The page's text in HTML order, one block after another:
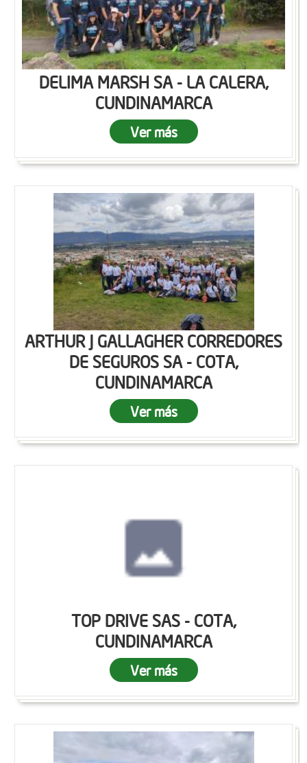
DELIMA MARSH SA - LA CALERA,
CUNDINAMARCA
Ver más
ARTHUR J GALLAGHER CORREDORES
DE SEGUROS SA - COTA,
CUNDINAMARCA
Ver más
TOP DRIVE SAS - COTA,
CUNDINAMARCA
Ver más